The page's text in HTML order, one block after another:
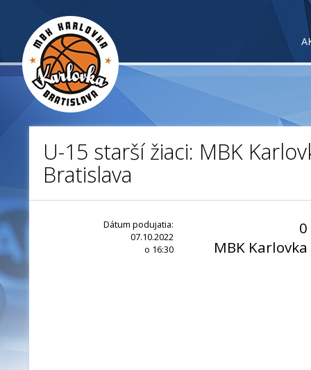
U-15 starší žiaci: MBK
Bratislava
Dátum podujatia:
07.10.2022
o 16:30
0
MBK Karlovka